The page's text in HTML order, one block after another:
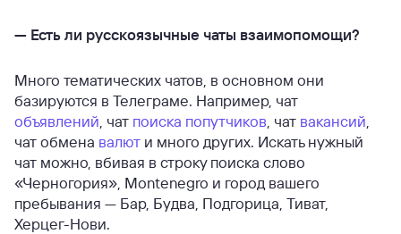
— Есть ли русскоязычные чаты взаимопомощи?
Много тематических чатов, в основном они
базируются в Телеграме. Например, чат
объявлений, чат поиска попутчиков, чат вакансий,
чат обмена валют и много других. Искать нужный
чат можно, вбивая в строку поиска слово
«Черногория», Montenegro и город вашего
пребывания — Бар, Будва, Подгорица, Тиват,
Херцег-Нови.